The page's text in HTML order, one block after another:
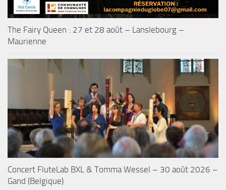
The Fairy Queen : 27 et 28 août – Lanslebourg –
Maurienne
Concert FluteLab BXL & Tomma Wessel – 30 août 2026 –
Gand (Belgique)